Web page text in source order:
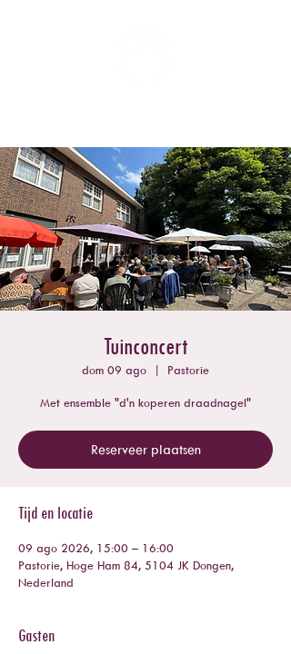
Tuinconcert
dom 09 ago
  |
Pastorie
Met ensemble "d'n koperen draadnagel"
Reserveer plaatsen
Tijd en locatie
09 ago 2026, 15:00 – 16:00
Pastorie, Hoge Ham 84, 5104 JK Dongen,
Nederland
Gasten